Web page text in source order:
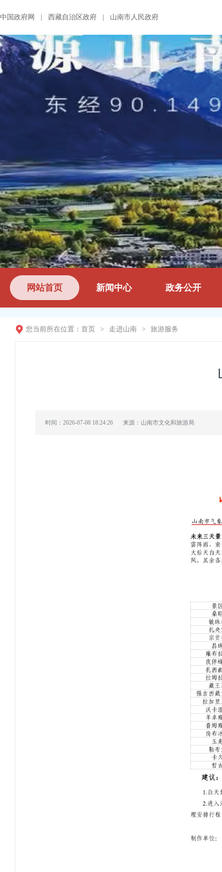
中国政府网 西藏自治区政府 山南市人民政府
网站首页 新闻中心 政务公开
您当前所在位置： 首页 > 走进山南 > 旅游服务
时间：2026-07-08 18:24:26 来源：山南市文化和旅游局